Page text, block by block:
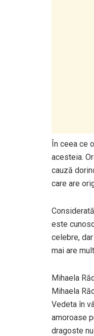
În ceea ce
acesteia.
cauză
care are
este
celebre,
mai are
Mihaela
Mihaela
Vedeta în
amoroase
dragoste